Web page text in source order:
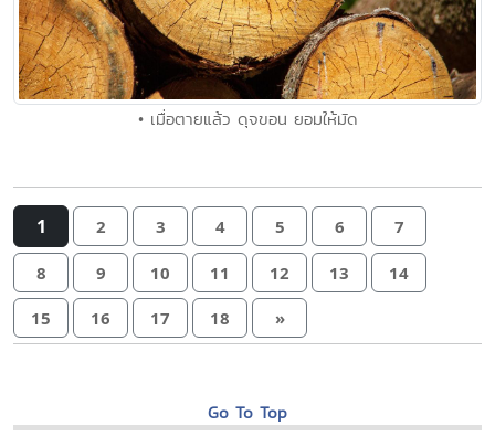
• เมื่อตายแล้ว ดุจขอน ยอมให้มัด
1 2 3 4 5 6 7
8 9 10 11 12 13 14
15 16 17 18 »
Go To Top